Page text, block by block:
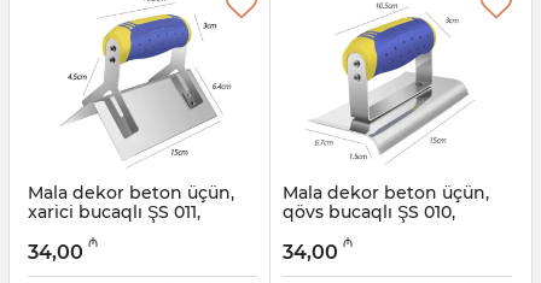
Mala dekor beton üçün,
xarici bucaqlı ŞS 011,
Artikul: 049001022
34,00 ₼
Mala dekor beton üçün,
qövs bucaqlı ŞS 010,
Artikul: 049001021
34,00 ₼